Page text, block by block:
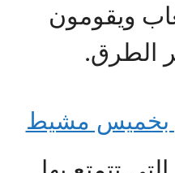
ويقومون
الطرق.
مشيط